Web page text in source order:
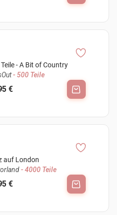
- A Bit of Country
- 500 Teile
€
auf London
- 4000 Teile
€